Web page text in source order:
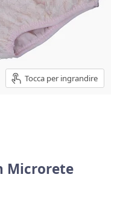
Tocca per ingrandire
Microrete